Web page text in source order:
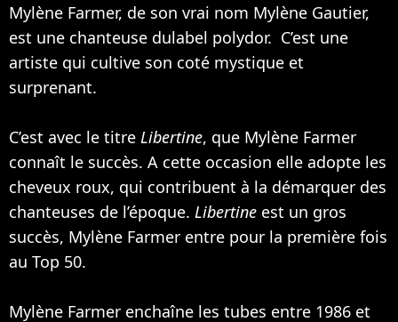
Mylène Farmer, de son vrai nom Mylène Gautier,
est une chanteuse dulabel polydor. C’est une
artiste qui cultive son coté mystique et
surprenant.
C’est avec le titre Libertine, que Mylène Farmer
connaît le succès. A cette occasion elle adopte les
cheveux roux, qui contribuent à la démarquer des
chanteuses de l’époque. Libertine est un gros
succès, Mylène Farmer entre pour la première fois
au Top 50.
Mylène Farmer enchaîne les tubes entre 1986 et